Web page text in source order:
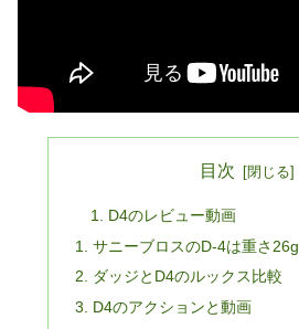
目次
D4のレビュー動画
サニーブロスのD-4は重さ26g
ダッジとD4のルックス比較
D4のアクションと動画